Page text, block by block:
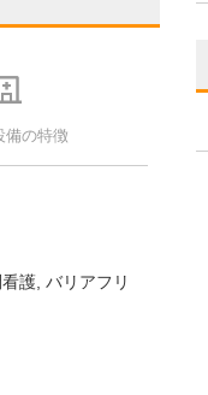
備の特徴
護 バリアフリ